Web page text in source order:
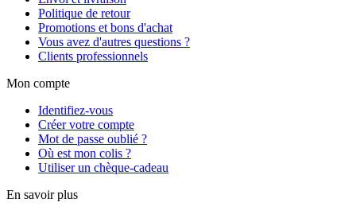
Politique de retour
Promotions et bons d'achat
Vous avez d'autres questions ?
Clients professionnels
Mon compte
Identifiez-vous
Créer votre compte
Mot de passe oublié ?
Où est mon colis ?
Utiliser un chèque-cadeau
En savoir plus